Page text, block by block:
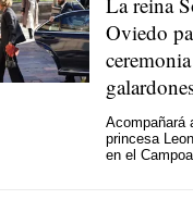
Oviedo
Acompañará
princesa
en el